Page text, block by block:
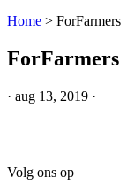
Home > ForFarmers
ForFarmers
· aug 13, 2019 ·
Volg ons op